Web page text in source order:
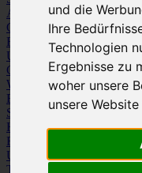
und die
Ihre
Technologien
Ergebnisse zu
woher unsere
unsere
ArbeitskleidungKrawatten
Caps
Mützen und Schals
Frottierware
Kissen &
UnderwearStrümpfe /
Gürtel
Schuhe
Werbeartikel
Büro
SchreibgeräteMedien
Schlüsselanhänger &
HaushaltTassen, Gläser,
Freizeit, Reisen, Outdoor
Uhren
Licht & Optik
Taschen